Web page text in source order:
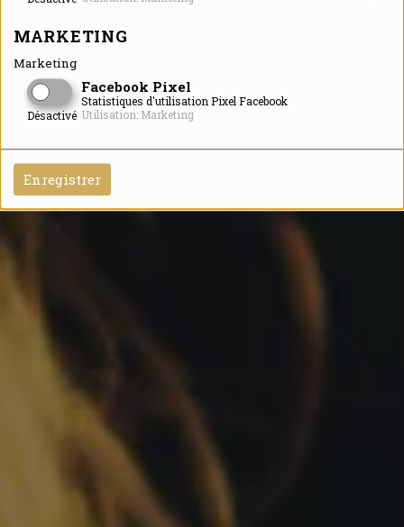
MARKETING
Marketing
Facebook Pixel
Désactivé
Statistiques d'utilisation Pixel Facebook
Utilisation: Marketing
Enregistrer